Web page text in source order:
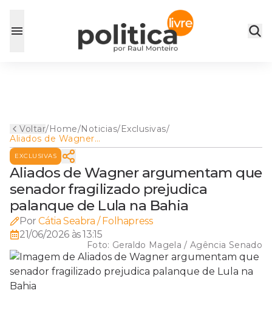
Voltar/Home/Noticias/Exclusivas/
Aliados de Wagner
argumentam que senador
fragilizado prejudica palanque
de Lula na Bahia
EXCLUSIVAS
Aliados de Wagner argumentam que
senador fragilizado prejudica
palanque de Lula na Bahia
Por Cátia Seabra / Folhapress
21/06/2026 às 13:15
Foto: Geraldo Magela / Agência Senado